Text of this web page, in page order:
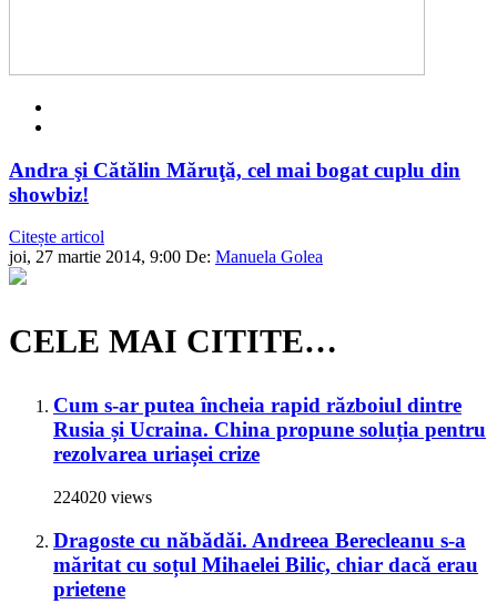
Andra şi Cătălin Măruţă, cel mai bogat cuplu din
showbiz!
Citește articol
joi, 27 martie 2014, 9:00 De: Manuela Golea
CELE MAI CITITE…
Cum s-ar putea încheia rapid războiul dintre
Rusia și Ucraina. China propune soluția pentru
rezolvarea uriașei crize
224020 views
Dragoste cu năbădăi. Andreea Berecleanu s-a
măritat cu soțul Mihaelei Bilic, chiar dacă erau
prietene